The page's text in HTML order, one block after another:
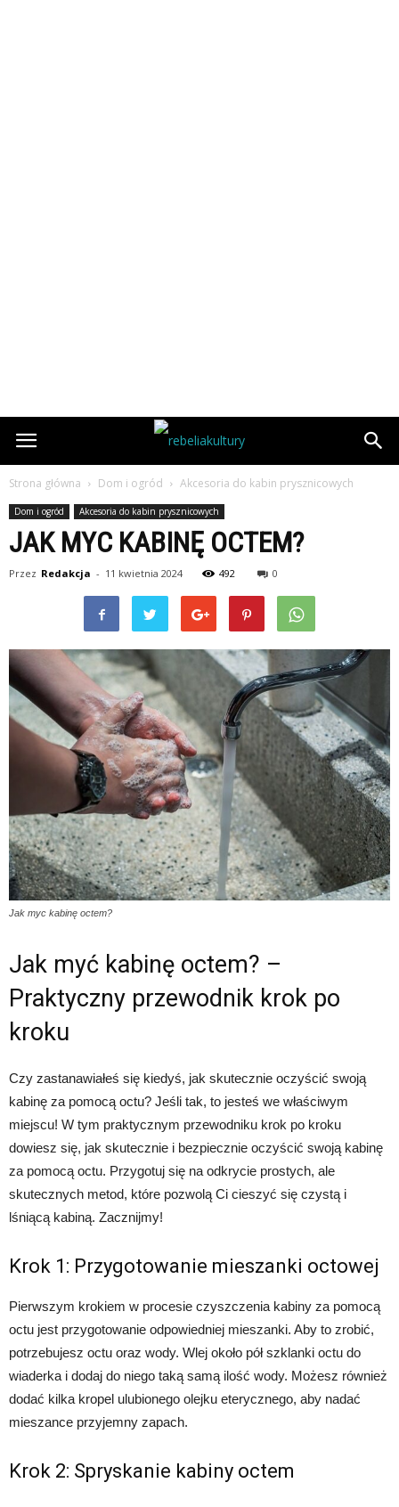
Strona główna Dom i ogród Akcesoria do kabin prysznicowych
Dom i ogród Akcesoria do kabin prysznicowych
JAK MYC KABINĘ OCTEM?
Przez Redakcja - 11 kwietnia 2024 492 0
Jak myc kabinę octem?
Jak myć kabinę octem? –
Praktyczny przewodnik krok po
kroku
Czy zastanawiałeś się kiedyś, jak skutecznie oczyścić swoją
kabinę za pomocą octu? Jeśli tak, to jesteś we właściwym
miejscu! W tym praktycznym przewodniku krok po kroku
dowiesz się, jak skutecznie i bezpiecznie oczyścić swoją kabinę
za pomocą octu. Przygotuj się na odkrycie prostych, ale
skutecznych metod, które pozwolą Ci cieszyć się czystą i
lśniącą kabiną. Zacznijmy!
Krok 1: Przygotowanie mieszanki octowej
Pierwszym krokiem w procesie czyszczenia kabiny za pomocą
octu jest przygotowanie odpowiedniej mieszanki. Aby to zrobić,
potrzebujesz octu oraz wody. Wlej około pół szklanki octu do
wiaderka i dodaj do niego taką samą ilość wody. Możesz również
dodać kilka kropel ulubionego olejku eterycznego, aby nadać
mieszance przyjemny zapach.
Krok 2: Spryskanie kabiny octem